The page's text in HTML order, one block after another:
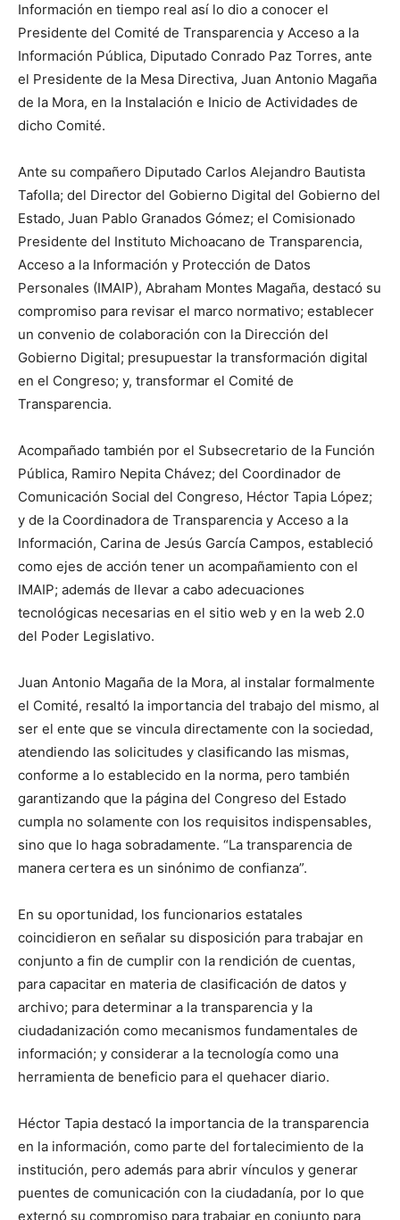
Información en tiempo real así lo dio a conocer el
Presidente del Comité de Transparencia y Acceso a la
Información Pública, Diputado Conrado Paz Torres, ante
el Presidente de la Mesa Directiva, Juan Antonio Magaña
de la Mora, en la Instalación e Inicio de Actividades de
dicho Comité.
Ante su compañero Diputado Carlos Alejandro Bautista
Tafolla; del Director del Gobierno Digital del Gobierno del
Estado, Juan Pablo Granados Gómez; el Comisionado
Presidente del Instituto Michoacano de Transparencia,
Acceso a la Información y Protección de Datos
Personales (IMAIP), Abraham Montes Magaña, destacó su
compromiso para revisar el marco normativo; establecer
un convenio de colaboración con la Dirección del
Gobierno Digital; presupuestar la transformación digital
en el Congreso; y, transformar el Comité de
Transparencia.
Acompañado también por el Subsecretario de la Función
Pública, Ramiro Nepita Chávez; del Coordinador de
Comunicación Social del Congreso, Héctor Tapia López;
y de la Coordinadora de Transparencia y Acceso a la
Información, Carina de Jesús García Campos, estableció
como ejes de acción tener un acompañamiento con el
IMAIP; además de llevar a cabo adecuaciones
tecnológicas necesarias en el sitio web y en la web 2.0
del Poder Legislativo.
Juan Antonio Magaña de la Mora, al instalar formalmente
el Comité, resaltó la importancia del trabajo del mismo, al
ser el ente que se vincula directamente con la sociedad,
atendiendo las solicitudes y clasificando las mismas,
conforme a lo establecido en la norma, pero también
garantizando que la página del Congreso del Estado
cumpla no solamente con los requisitos indispensables,
sino que lo haga sobradamente. “La transparencia de
manera certera es un sinónimo de confianza”.
En su oportunidad, los funcionarios estatales
coincidieron en señalar su disposición para trabajar en
conjunto a fin de cumplir con la rendición de cuentas,
para capacitar en materia de clasificación de datos y
archivo; para determinar a la transparencia y la
ciudadanización como mecanismos fundamentales de
información; y considerar a la tecnología como una
herramienta de beneficio para el quehacer diario.
Héctor Tapia destacó la importancia de la transparencia
en la información, como parte del fortalecimiento de la
institución, pero además para abrir vínculos y generar
puentes de comunicación con la ciudadanía, por lo que
externó su compromiso para trabajar en conjunto para